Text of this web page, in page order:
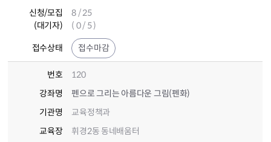
신청/모집
(대기자)
8 / 25
( 0 / 5 )
접수상태 접수마감
번호
120
강좌명
펜으로 그리는 아름다운 그림(펜화)
기관명
교육정책과
교육장
휘경2동 동네배움터